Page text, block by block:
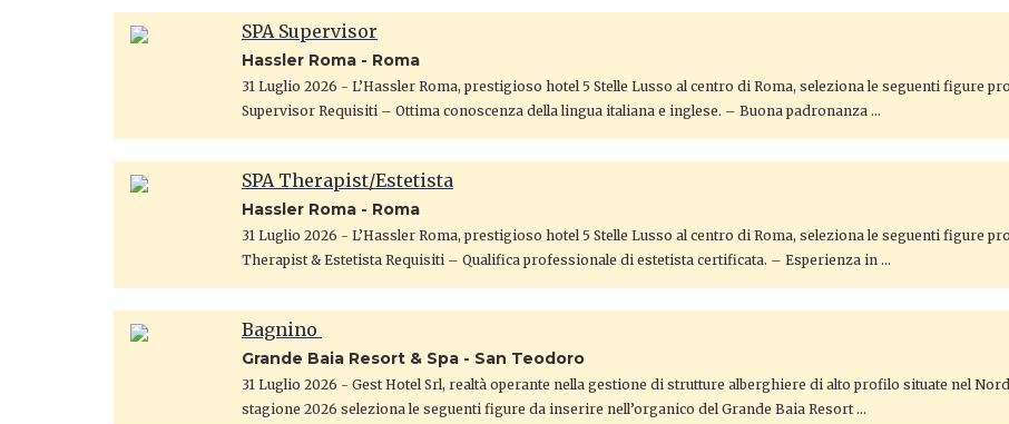
SPA Supervisor
Hassler Roma - Roma
31 Luglio 2026 - L’Hassler Roma, prestigioso hotel 5 Stelle Lusso al centro di Roma, seleziona le seguenti figure
Supervisor Requisiti – Ottima conoscenza della lingua italiana e inglese. – Buona padronanza …
SPA Therapist/Estetista
Hassler Roma - Roma
31 Luglio 2026 - L’Hassler Roma, prestigioso hotel 5 Stelle Lusso al centro di Roma, seleziona le seguenti figure
Therapist & Estetista Requisiti – Qualifica professionale di estetista certificata. – Esperienza in …
Bagnino
Grande Baia Resort & Spa - San Teodoro
31 Luglio 2026 - Gest Hotel Srl, realtà operante nella gestione di strutture alberghiere di alto profilo situate nel
stagione 2026 seleziona le seguenti figure da inserire nell’organico del Grande Baia Resort …